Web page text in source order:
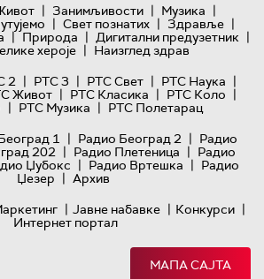
| Занимљивости | Музика |
| Свет познатих | Здравље |
| Природа | Дигитални предузетник |
хероје | Наизглед здрав
2 | РТС 3 | РТС Свет | РТС Наука |
Живот | РТС Класика | РТС Коло |
| РТС Музика | РТС Полетарац
1 | Радио Београд 2 | Радио
202 | Радио Плетеница | Радио
Џубокс | Радио Вртешка | Радио
Џезер | Архив
| Јавне набавке | Конкурси |
Интернет портал
МАПА САЈТА